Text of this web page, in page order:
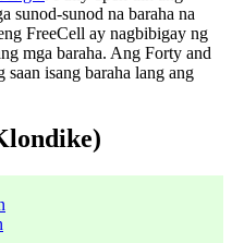
sunod-sunod na baraha na
FreeCell ay nagbibigay ng
mga baraha. Ang Forty and
isang baraha lang ang